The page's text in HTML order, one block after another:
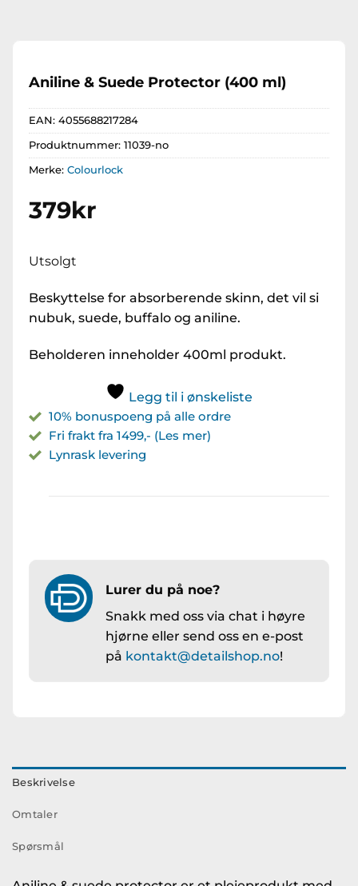
Aniline & Suede Protector (400 ml)
EAN: 4055688217284
Produktnummer: 11039-no
Merke: Colourlock
379kr
Utsolgt
Beskyttelse for absorberende skinn, det vil si
nubuk, suede, buffalo og aniline.
Beholderen inneholder 400ml produkt.
Legg til i ønskeliste
10% bonuspoeng på alle ordre
Fri frakt fra 1499,- (Les mer)
Lynrask levering
Lurer du på noe?
Snakk med oss via chat i høyre
hjørne eller send oss en e-post
på kontakt@detailshop.no!
Beskrivelse
Omtaler
Spørsmål